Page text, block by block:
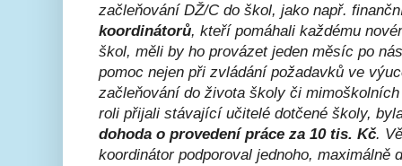
začleňování DŽ/C do škol, jako např.
koordinátorů, kteří pomáhali každému
škol, měli by ho provázet jeden měsíc po
pomoc nejen při zvládání požadavků ve
začleňování do života školy či
roli přijali stávající učitelé dotčené školy,
dohoda o provedení práce za 10 tis. Kč.
koordinátor podporoval jednoho, maximálně